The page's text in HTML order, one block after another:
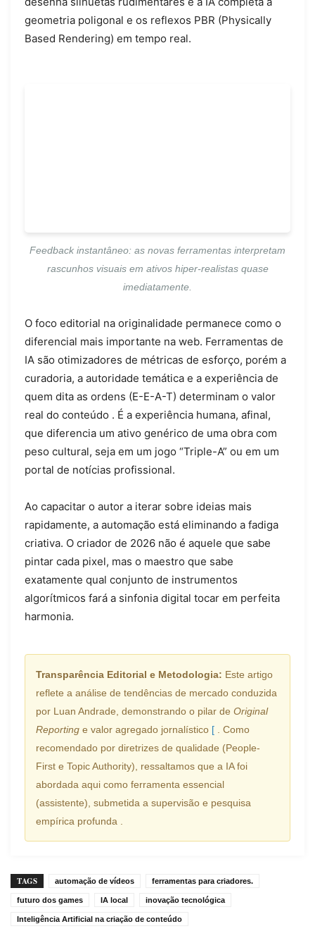
geometria poligonal e os reflexos PBR (Physically
Based Rendering) em tempo real.
Feedback instantâneo: as novas ferramentas interpretam
rascunhos visuais em ativos hiper-realistas quase
imediatamente.
O foco editorial na originalidade permanece como o
diferencial mais importante na web. Ferramentas de
IA são otimizadores de métricas de esforço, porém a
curadoria, a autoridade temática e a experiência de
quem dita as ordens (E-E-A-T) determinam o valor
real do conteúdo . É a experiência humana, afinal,
que diferencia um ativo genérico de uma obra com
peso cultural, seja em um jogo “Triple-A” ou em um
portal de notícias profissional.
Ao capacitar o autor a iterar sobre ideias mais
rapidamente, a automação está eliminando a fadiga
criativa. O criador de 2026 não é aquele que sabe
pintar cada pixel, mas o maestro que sabe
exatamente qual conjunto de instrumentos
algorítmicos fará a sinfonia digital tocar em perfeita
harmonia.
Transparência Editorial e Metodologia: Este artigo
reflete a análise de tendências de mercado conduzida
por Luan Andrade, demonstrando o pilar de Original
Reporting e valor agregado jornalístico [
. Como
recomendado por diretrizes de qualidade (People-
First e Topic Authority), ressaltamos que a IA foi
abordada aqui como ferramenta essencial
(assistente), submetida a supervisão e pesquisa
empírica profunda
TAGS automação de vídeos ferramentas para criadores.
futuro dos games IA local inovação tecnológica
Inteligência Artificial na criação de conteúdo